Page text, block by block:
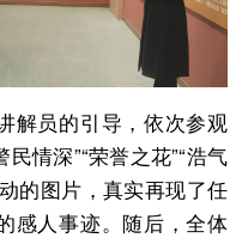
员的引导，依次参观
情深”“荣誉之花”“浩气
的图片，真实再现了任
感人事迹。随后，全体